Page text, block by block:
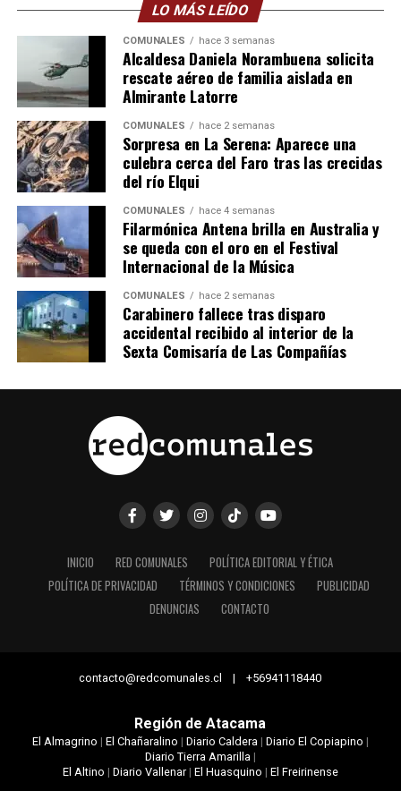
LO MÁS LEÍDO
COMUNALES hace 3 semanas
Alcaldesa Daniela Norambuena solicita
rescate aéreo de familia aislada en
Almirante Latorre
COMUNALES hace 2 semanas
Sorpresa en La Serena: Aparece una
culebra cerca del Faro tras las crecidas
del río Elqui
COMUNALES hace 4 semanas
Filarmónica Antena brilla en Australia y
se queda con el oro en el Festival
Internacional de la Música
COMUNALES hace 2 semanas
Carabinero fallece tras disparo
accidental recibido al interior de la
Sexta Comisaría de Las Compañías
INICIO RED COMUNALES
POLÍTICA EDITORIAL Y ÉTICA
POLÍTICA DE PRIVACIDAD
TÉRMINOS Y CONDICIONES
PUBLICIDAD
DENUNCIAS
CONTACTO
contacto@redcomunales.cl | +56941118440
Región de Atacama
El Almagrino | El Chañaralino | Diario Caldera | Diario El Copiapino |
Diario Tierra Amarilla |
El Altino | Diario Vallenar| El Huasquino | El Freirinense